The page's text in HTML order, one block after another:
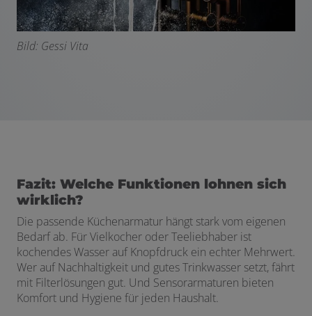
Bild: Gessi Vita
Fazit: Welche Funktionen lohnen sich
wirklich?
Die passende Küchenarmatur hängt stark vom eigenen
Bedarf ab. Für Vielkocher oder Teeliebhaber ist
kochendes Wasser auf Knopfdruck ein echter Mehrwert.
Wer auf Nachhaltigkeit und gutes Trinkwasser setzt, fährt
mit Filterlösungen gut. Und Sensorarmaturen bieten
Komfort und Hygiene für jeden Haushalt.